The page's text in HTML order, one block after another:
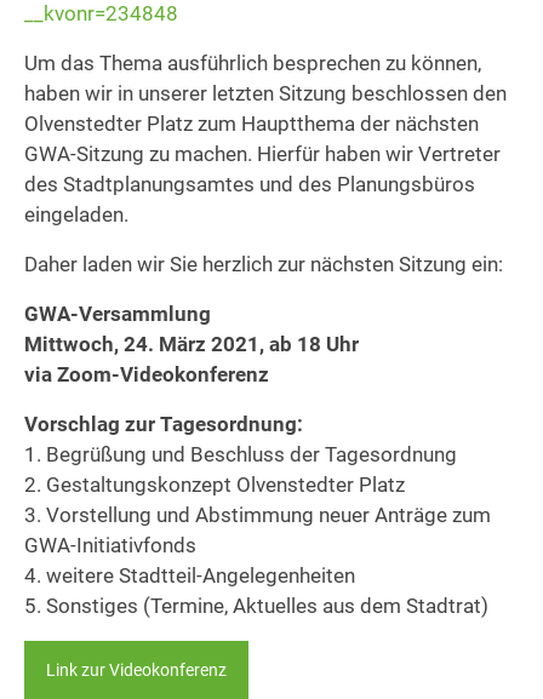
__kvonr=234848
Um das Thema ausführlich besprechen zu können,
haben wir in unserer letzten Sitzung beschlossen den
Olvenstedter Platz zum Hauptthema der nächsten
GWA-Sitzung zu machen. Hierfür haben wir Vertreter
des Stadtplanungsamtes und des Planungsbüros
eingeladen.
Daher laden wir Sie herzlich zur nächsten Sitzung ein:
GWA-Versammlung
Mittwoch, 24. März 2021, ab 18 Uhr
via Zoom-Videokonferenz
Vorschlag zur Tagesordnung:
1. Begrüßung und Beschluss der Tagesordnung
2. Gestaltungskonzept Olvenstedter Platz
3. Vorstellung und Abstimmung neuer Anträge zum
GWA-Initiativfonds
4. weitere Stadtteil-Angelegenheiten
5. Sonstiges (Termine, Aktuelles aus dem Stadtrat)
Link zur Videokonferenz